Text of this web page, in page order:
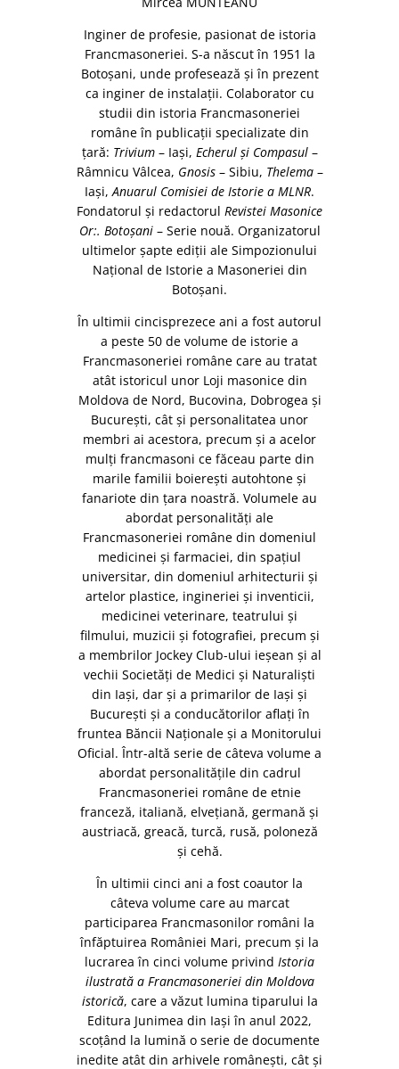
Inginer de profesie, pasionat de istoria
Franc­masoneriei. S-a născut în 1951 la
Botoșani, unde pro­fesează și în prezent
ca inginer de instalații. Cola­borator cu
studii din istoria Francmasoneriei
române în publicații specializate din
țară: Trivium– Iași, Echerul și Compasul–
Râmnicu Vâlcea, Gnosis– Sibiu, Thelema–
Iași,Anuarul Comisiei de Istorie a MLNR.
Fondatorul și redactorul Revistei Masonice
Or:. Botoșani – Serie nouă. Organizatorul
ultimelor șapte ediții ale Simpozionului
Național de Istorie a Masoneriei din
Botoșani.
În ultimii cincisprezece ani a fost autorul
a peste 50 de volume de istorie a
Francmasoneriei române care au tratat
atât istoricul unor Loji masonice din
Moldova de Nord, Bucovina, Dobrogea și
București, cât și personalitatea unor
membri ai acestora, precum și a acelor
mulți francmasoni ce făceau parte din
marile familii boierești autohtone și
fanariote din țara noastră. Volumele au
abordat personalități ale
Francmasoneriei române din domeniul
medicinei și farmaciei, din spațiul
universitar, din domeniul arhitecturii și
artelor plastice, ingineriei și inventicii,
medicinei veterinare, teatrului și
filmului, muzicii și fotografiei, precum și
a membrilor Jockey Club-ului ieșean și al
vechii Societăți de Medici și Naturaliști
din Iași, dar și a primarilor de Iași și
București și a conducătorilor aflați în
fruntea Băncii Naționale și a Monitorului
Oficial. Într-altă serie de câteva volume a
abordat personalitățile din cadrul
Francmasoneriei române de etnie
franceză, italiană, elvețiană, germană și
austriacă, greacă, turcă, rusă, poloneză
și cehă.
În ultimii cinci ani a fost coautor la
câteva volume care au marcat
participarea Francmasonilor români la
înfăptuirea României Mari, precum și la
lucrarea în cinci volume privind Istoria
ilustrată a Francmasoneriei din Moldova
istorică, care a văzut lumina tiparului la
Editura Junimea din Iași în anul 2022,
scoțând la lumină o serie de documente
inedite atât din arhivele românești, cât și